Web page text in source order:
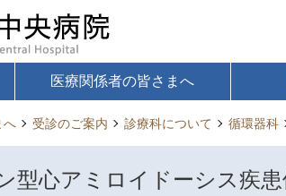
医療関係者の皆さまへ
へ 受診のご案内 診療科について 循環器科
型心アミロイドーシス疾